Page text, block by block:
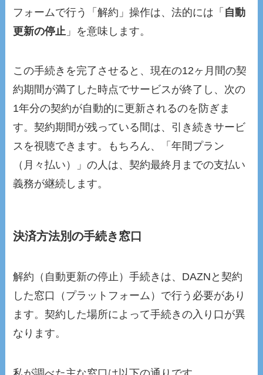
フォームで行う「解約」操作は、法的には「 自動
更新の停止 」を意味します。
この手続きを完了させると、現在の12ヶ月間の契
約期間が満了した時点でサービスが終了し、次の
1年分の契約が自動的に更新されるのを防ぎま
す。契約期間が残っている間は、引き続きサービ
スを視聴できます。もちろん、「年間プラン
（月々払い）」の人は、契約最終月までの支払い
義務が継続します。
決済方法別の手続き窓口
解約（自動更新の停止）手続きは、DAZNと契約
した窓口（プラットフォーム）で行う必要があり
ます。契約した場所によって手続きの入り口が異
なります。